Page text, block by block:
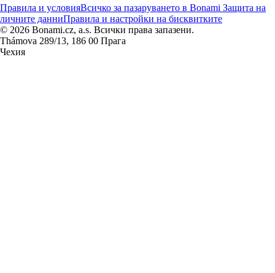
Правила и условияВсичко за пазаруването в Bonami Защита на
личните данниПравила и настройки на бисквитките
© 2026 Bonami.cz, a.s. Всички права запазени.
Thámova 289/13, 186 00 Прага
Чехия